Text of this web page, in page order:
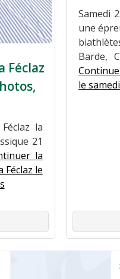
Féclaz
la
21
la
Féclaz le
Samedi
une
Barde,
le